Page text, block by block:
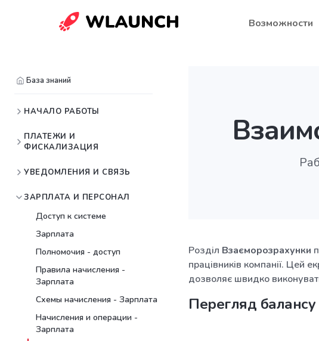
Возможности
База знаний
НАЧАЛО РАБОТЫ
ПЛАТЕЖИ И
ФИСКАЛИЗАЦИЯ
УВЕДОМЛЕНИЯ И СВЯЗЬ
ЗАРПЛАТА И ПЕРСОНАЛ
Доступ к системе
Зарплата
Полномочия - доступ
Правила начисления -
Зарплата
Схемы начисления - Зарплата
Начисления и операции -
Зарплата
Розділ Взаєморозрахунки
працівників компанії. Цей
дозволяє швидко
Перегляд балансу